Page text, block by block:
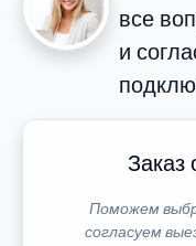
все
и
Заказ
Поможем
согласуем